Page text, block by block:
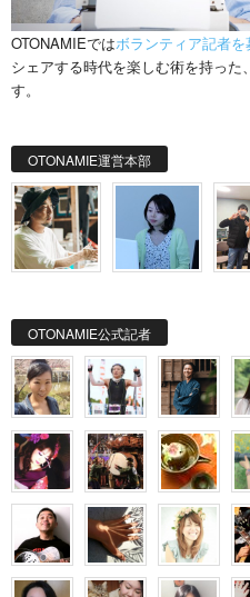
OTONAMIEではボランティア記者を
シェアする時代を楽しむ術を持った
す。
OTONAMIE運営本部
OTONAMIE公式記者